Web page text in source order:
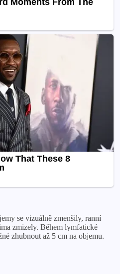
se vizuálně zmenšily, ranní
zmizely. Během lymfatické
zhubnout až 5 cm na objemu.